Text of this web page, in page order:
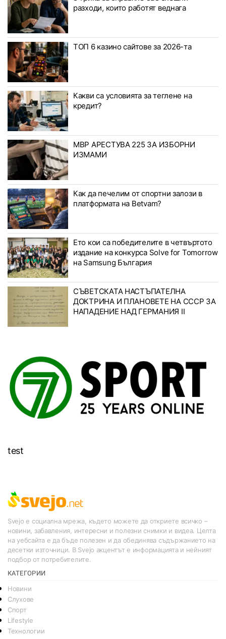
разходи, които работят веднага
ТОП 6 казино сайтове за 2026-та
Какви са условията за теглене на
кредит?
МВР АРЕСТУВА 225 ЗА ИЗБОРНИ
ИЗМАМИ
Как да печелим от спортни залози в
платформата на Betvam?
Ето кои са победителите в четвъртото
издание на конкурса Solve for Tomorrow
на Samsung България
СЪВЕТСКАТА НАСТЪПАТЕЛНА
ДОКТРИНА И ПЛАНОВЕТЕ НА СССР ЗА
НАПАДЕНИЕ НАД ГЕРМАНИЯ II
test
Svejo е социална мрежа, където можете да откриете всичко –
новини, забавления, интересни и полезни снимки и видеа. Целта
на уебсайта е да бъде полезен и да обединява съдържанието на
десетки източници. В Svejo акцентът е информацията и нейният
подбор от потребителите.
КАТЕГОРИИ
Новини
Слухове
Спорт
Lifestyle
Технологии